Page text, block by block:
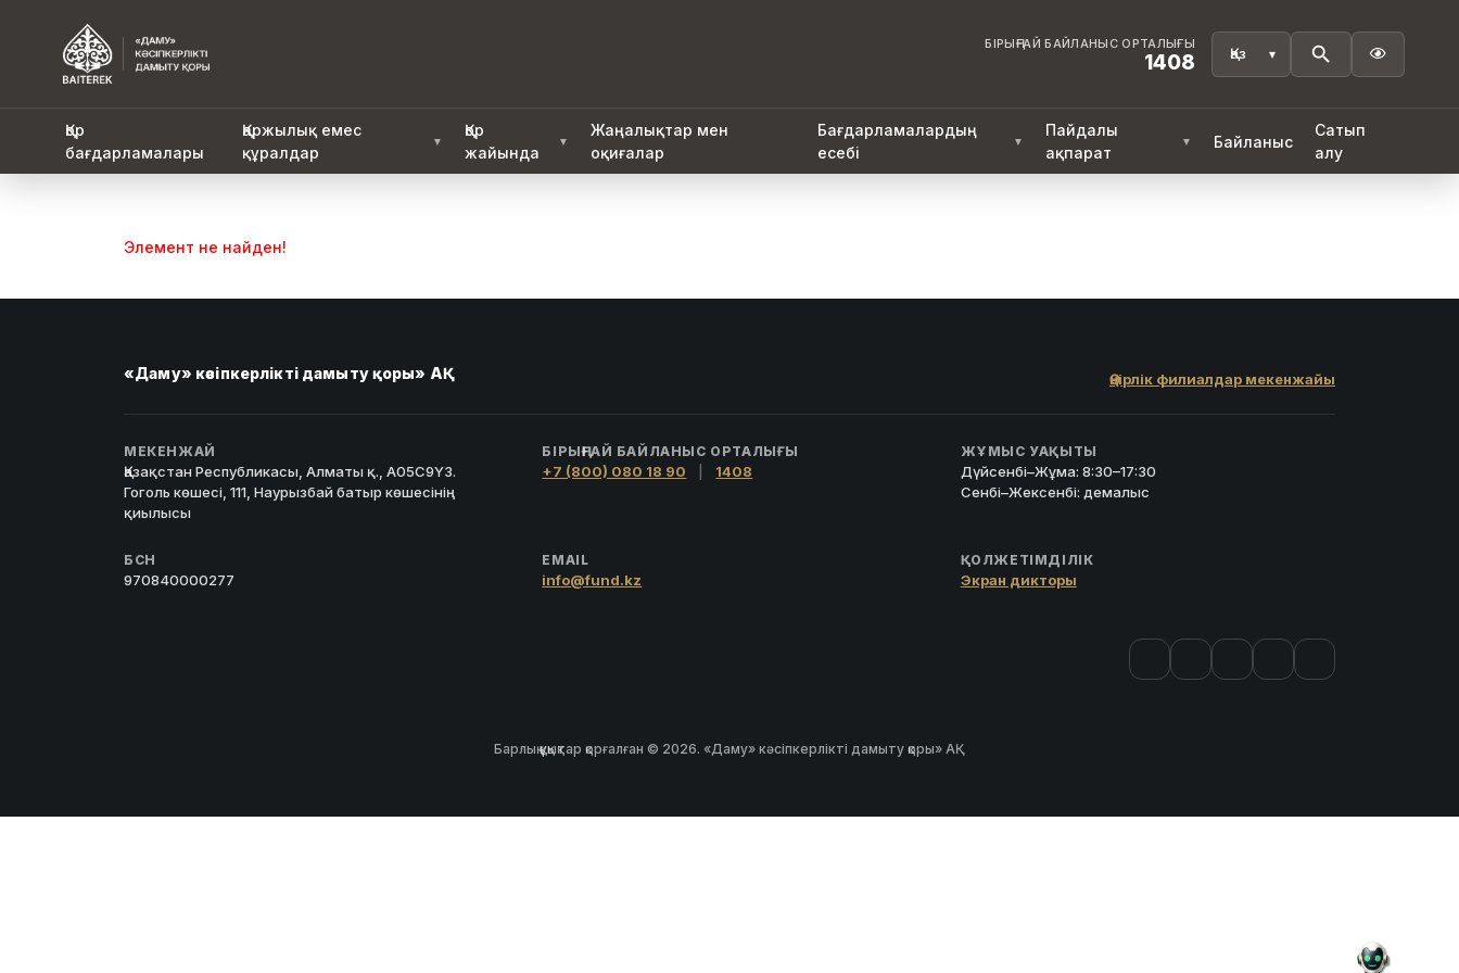
БІРЫҢҒАЙ БАЙЛАНЫС ОРТАЛЫҒЫ
1408 
Қор
бағдарламалары
Қаржылық емес
құралдар
▼
Қор
жайында
▼
Жаңалықтар мен
оқиғалар
Бағдарламалардың
есебі
▼
Пайдалы
ақпарат
▼ Байланыс
Сатып
алу
Элемент не найден!
«Даму» кәсіпкерлікті дамыту қоры» АҚ Өңірлік филиалдар мекенжайы
МЕКЕНЖАЙ
Қазақстан Республикасы, Алматы қ., A05C9Y3.
Гоголь көшесі, 111, Наурызбай батыр көшесінің
қиылысы
БІРЫҢҒАЙ БАЙЛАНЫС ОРТАЛЫҒЫ
+7 (800) 080 18 90 1408
ЖҰМЫС УАҚЫТЫ
Дүйсенбі–Жұма: 8:30–17:30
Сенбі–Жексенбі: демалыс
БСН
970840000277
EMAIL
info@fund.kz
ҚОЛЖЕТІМДІЛІК
Экран дикторы
Барлық құқықтар қорғалған © 2026. «Даму» кәсіпкерлікті дамыту қоры» АҚ